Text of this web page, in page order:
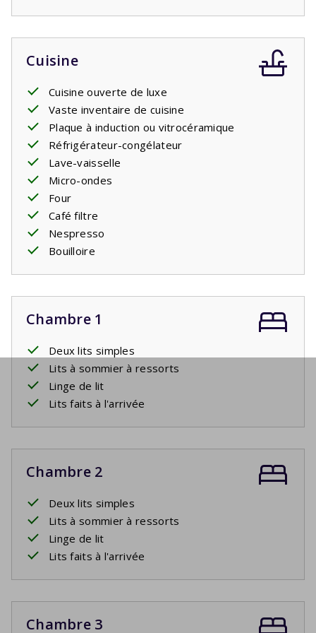
Cuisine
Cuisine ouverte de luxe
Vaste inventaire de cuisine
Plaque à induction ou vitrocéramique
Réfrigérateur-congélateur
Lave-vaisselle
Micro-ondes
Four
Café filtre
Nespresso
Bouilloire
Chambre 1
Deux lits simples
Lits à sommier à ressorts
Linge de lit
Lits faits à l'arrivée
Chambre 2
Deux lits simples
Lits à sommier à ressorts
Linge de lit
Lits faits à l'arrivée
Chambre 3